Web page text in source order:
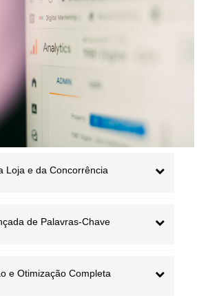
Loja e da Concorrência
de Palavras-Chave
e Otimização Completa